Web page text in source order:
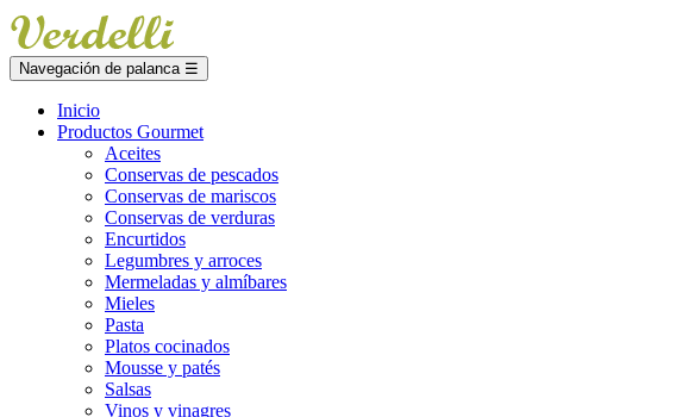
Navegación de palanca ☰
Inicio
Productos Gourmet
Aceites
Conservas de pescados
Conservas de mariscos
Conservas de verduras
Encurtidos
Legumbres y arroces
Mermeladas y almíbares
Mieles
Pasta
Platos cocinados
Mousse y patés
Salsas
Vinos y vinagres